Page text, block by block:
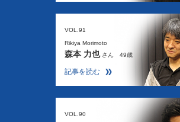
VOL.91
Rikiya Morimoto
森本 力也さん 49歳
記事を読む
VOL.90